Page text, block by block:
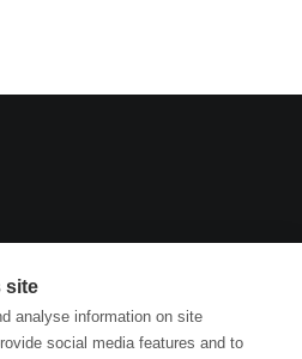
site
analyse information on site
social media features and to